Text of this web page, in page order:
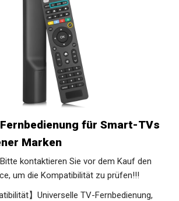
für Smart-TVs
Marken
Bitte kontaktieren Sie vor dem Kauf den
um die Kompatibilität zu prüfen!!!
】Universelle TV-Fernbedienung,